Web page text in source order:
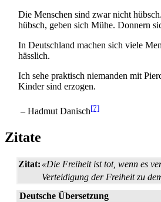
Die Menschen sind zwar nicht
hübsch, geben sich Mühe. Donnern
In Deutschland machen sich viele
hässlich.
Ich sehe praktisch niemanden mit
Kinder sind erzogen.
– Hadmut Danisch[7]
Zitate
Zitat: «Die Freiheit ist tot, wenn es
Verteidigung der Freiheit zu
Deutsche Übersetzung